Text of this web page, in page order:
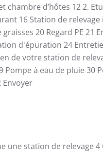
chambre d’hôtes 122.
16 Station de
graisses 20 Regard PE 21
d'épuration 24
de votre station de
Pompe à eau de pluie 30
Envoyer
une station de relevage 4